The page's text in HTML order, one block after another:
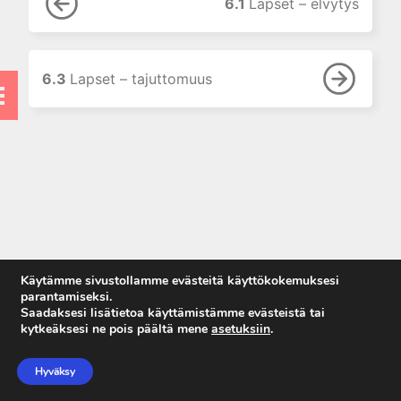
6.4 Lapset – sokki
7. Naiset
6.1 Lapset – elvytys
6.3 Lapset – tajuttomuus
Tietosuojaseloste
Käyttöehdot
Käytämme sivustollamme evästeitä käyttökokemuksesi
parantamiseksi.
Saadaksesi lisätietoa käyttämistämme evästeistä tai
kytkeäksesi ne pois päältä mene asetuksiin.
Hyväksy